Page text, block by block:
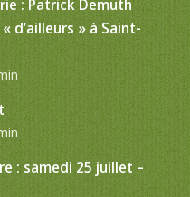
: Patrick Demuth
d’ailleurs » à Saint-
: samedi 25 juillet –